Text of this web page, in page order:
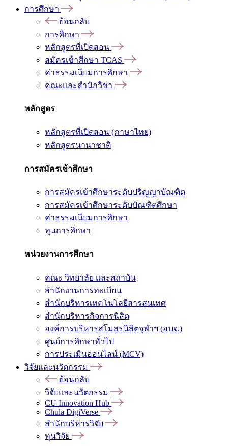
การศึกษา
ย้อนกลับ
การศึกษา
หลักสูตรที่เปิดสอน
สมัครเข้าศึกษา TCAS
ค่าธรรมเนียมการศึกษา
คณะและสำนักวิชา
หลักสูตร
หลักสูตรที่เปิดสอน (ภาษาไทย)
หลักสูตรนานาชาติ
การสมัครเข้าศึกษา
การสมัครเข้าศึกษาระดับปริญญาบัณฑิต
การสมัครเข้าศึกษาระดับบัณฑิตศึกษา
ค่าธรรมเนียมการศึกษา
ทุนการศึกษา
หน่วยงานการศึกษา
คณะ วิทยาลัย และสถาบัน
สำนักงานการทะเบียน
สำนักบริหารเทคโนโลยีสารสนเทศ
สำนักบริหารกิจการนิสิต
องค์การบริหารสโมสรนิสิตจุฬาฯ (อบจ.)
ศูนย์การศึกษาทั่วไป
การประเมินออนไลน์ (MCV)
วิจัยและนวัตกรรม
ย้อนกลับ
วิจัยและนวัตกรรม
CU Innovation Hub
Chula DigiVerse
สำนักบริหารวิจัย
ทุนวิจัย